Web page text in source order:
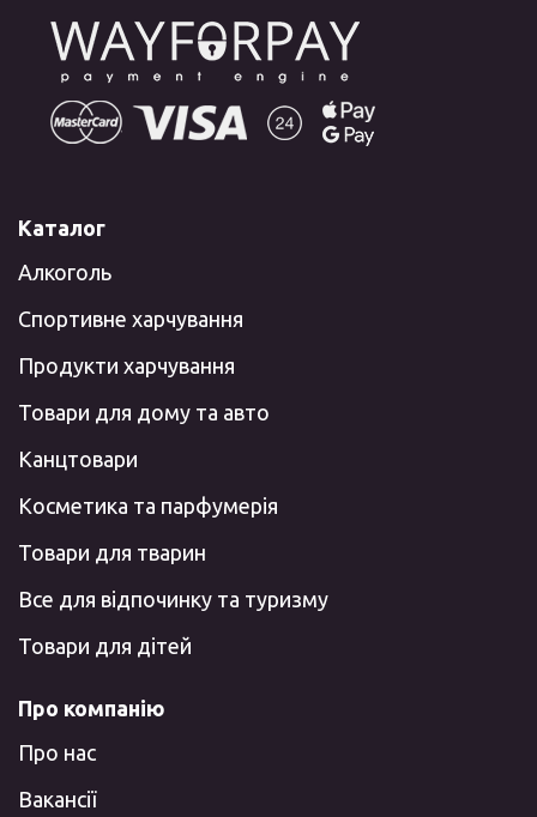
Каталог
Алкоголь
Спортивне харчування
Продукти харчування
Товари для дому та авто
Канцтовари
Косметика та парфумерія
Товари для тварин
Все для відпочинку та туризму
Товари для дітей
Про компанію
Про нас
Вакансії